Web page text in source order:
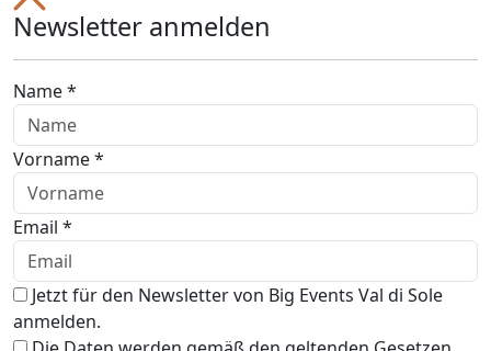
Newsletter anmelden
Name *
Vorname *
Email *
Jetzt für den Newsletter von Big Events Val di Sole
anmelden.